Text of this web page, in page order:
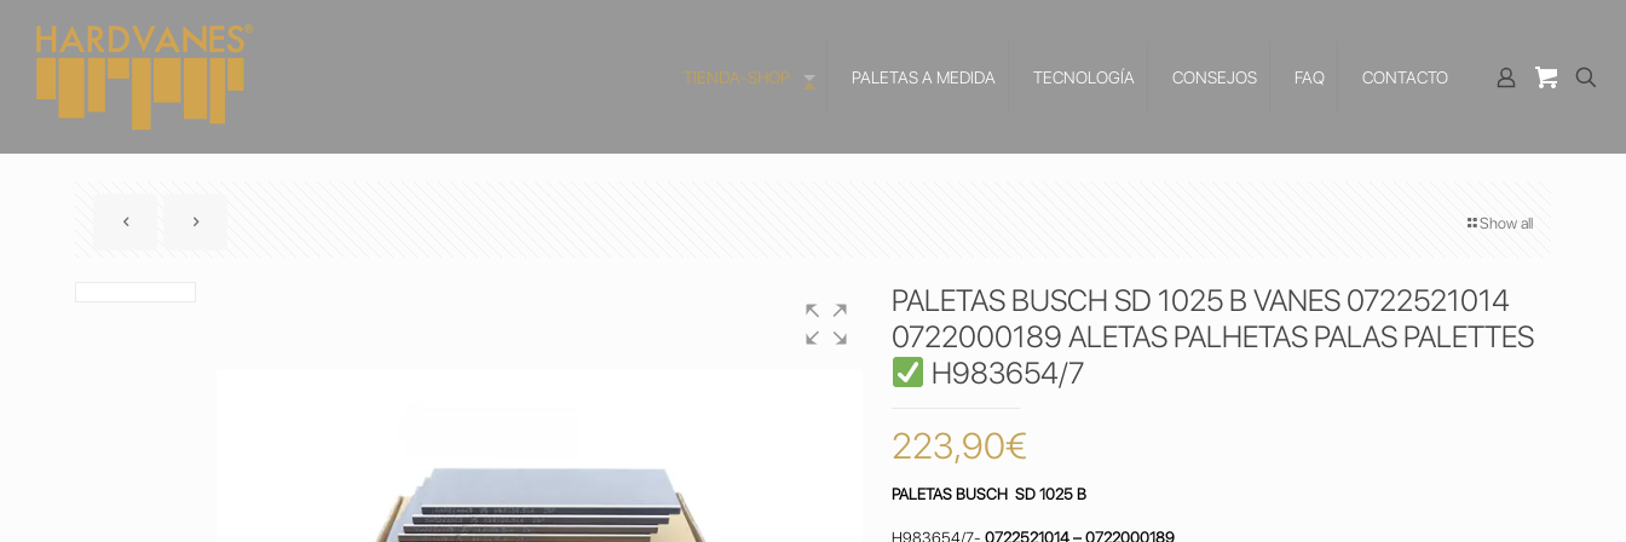
TIENDA-SHOP PALETAS A MEDIDA TECNOLOGÍA CONSEJOS FAQ CONTACTO
Show all
PALETAS BUSCH SD 1025 B VANES 0722521014
0722000189 ALETAS PALHETAS PALAS PALETTES
H983654/7
223,90€
PALETAS BUSCH SD 1025 B
H983654/7- 0722521014 – 0722000189